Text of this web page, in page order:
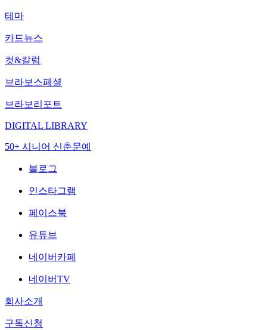
테마
카드뉴스
컷&칼럼
브라보스페셜
브라보리포트
DIGITAL LIBRARY
50+ 시니어 신춘문예
블로그
인스타그램
페이스북
유튜브
네이버카페
네이버TV
회사소개
구독신청